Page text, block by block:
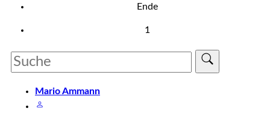
Ende
1
Mario Ammann